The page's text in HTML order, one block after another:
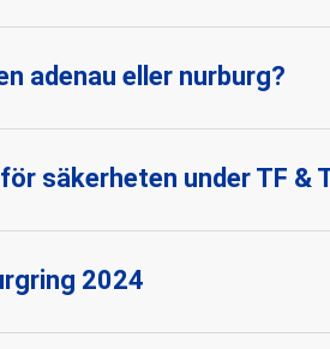
adenau eller nurburg?
säkerheten under TF &
2024